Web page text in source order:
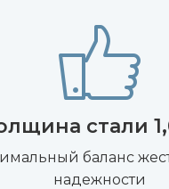
стали
баланс
надежности